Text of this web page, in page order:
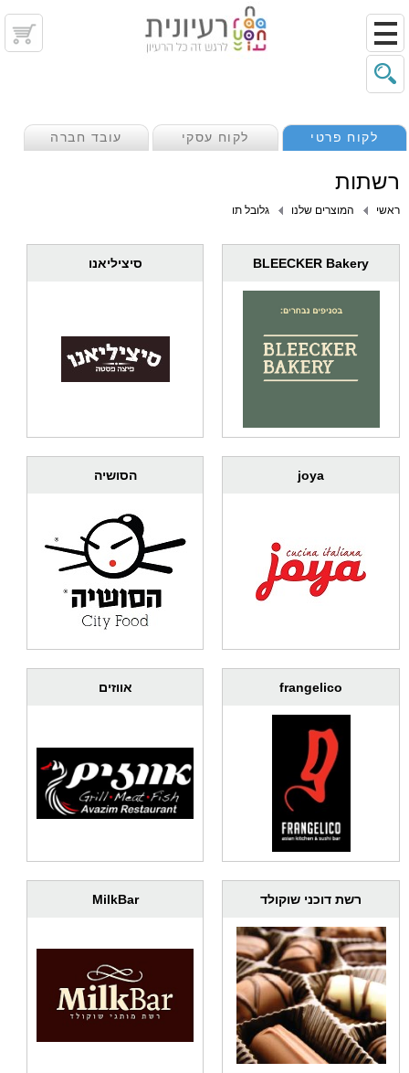
לקוח פרטי לקוח עסקי עובד חברה
רשתות
ראשי המוצרים שלנו גלובל תו
BLEECKER Bakery סיציליאנו
joya הסושיה
frangelico אווזים
רשת דוכני שוקולד MilkBar